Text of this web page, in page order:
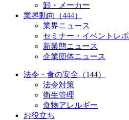
卸・メーカー
業界動向（444）
業界ニュース
セミナー・イベントレポ
新業態ニュース
企業団体ニュース
法令・食の安全（144）
法令対策
衛生管理
食物アレルギー
お役立ち